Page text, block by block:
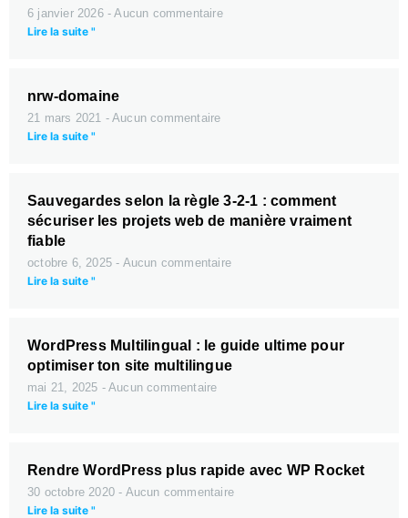
6 janvier 2026
Aucun commentaire
Lire la suite "
nrw-domaine
21 mars 2021
Aucun commentaire
Lire la suite "
Sauvegardes selon la règle 3-2-1 : comment
sécuriser les projets web de manière vraiment
fiable
octobre 6, 2025 Aucun commentaire
Lire la suite "
WordPress Multilingual : le guide ultime pour
optimiser ton site multilingue
mai 21, 2025 Aucun commentaire
Lire la suite "
Rendre WordPress plus rapide avec WP Rocket
30 octobre 2020 Aucun commentaire
Lire la suite "